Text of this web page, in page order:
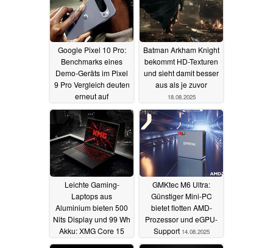
Google Pixel 10 Pro:
Benchmarks eines
Demo-Geräts im Pixel
9 Pro Vergleich deuten
erneut auf
enttäuschende
Performance19.08.2025
Batman Arkham Knight
bekommt HD-Texturen
und sieht damit besser
aus als je zuvor
18.08.2025
Leichte Gaming-
Laptops aus
Aluminium bieten 500
Nits Display und 99 Wh
Akku: XMG Core 15
und Core 16 starten mit
GMKtec M6 Ultra:
Günstiger Mini-PC
bietet flotten AMD-
Prozessor und eGPU-
Support 14.08.2025